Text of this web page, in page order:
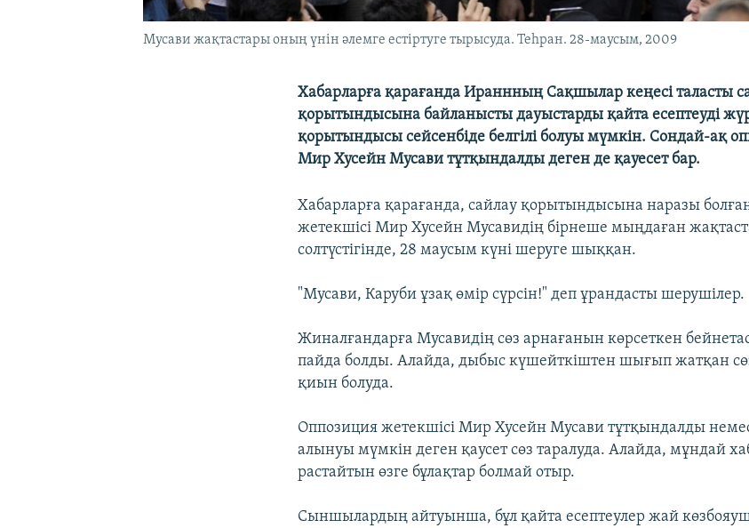
Мусави жақтастары оның үнін әлемге естіртуге тырысуда. Теһран. 28-маусым, 2009
Хабарларға қарағанда Ираннның Сақшылар кеңесі таласты
қорытындысына байланысты дауыстарды қайта есептеуді
қорытындысы сейсенбіде белгілі болуы мүмкін. Сондай-ақ
Мир Хусейн Мусави тұтқындалды деген де қауесет бар.
Хабарларға қарағанда, сайлау қорытындысына наразы
жетекшісі Мир Хусейн Мусавидің бірнеше мыңдаған
солтүстігінде, 28 маусым күні шеруге шыққан.
"Мусави, Каруби ұзақ өмір сүрсін!" деп ұрандасты шерушілер.
Жиналғандарға Мусавидің сөз арнағанын көрсеткен
пайда болды. Алайда, дыбыс күшейткіштен шығып жатқан
қиын болуда.
Оппозиция жетекшісі Мир Хусейн Мусави тұтқындалды
алынуы мүмкін деген қаусет сөз таралуда. Алайда, мұндай
растайтын өзге бұлақтар болмай отыр.
Сыншылардың айтуынша, бұл қайта есептеулер жай